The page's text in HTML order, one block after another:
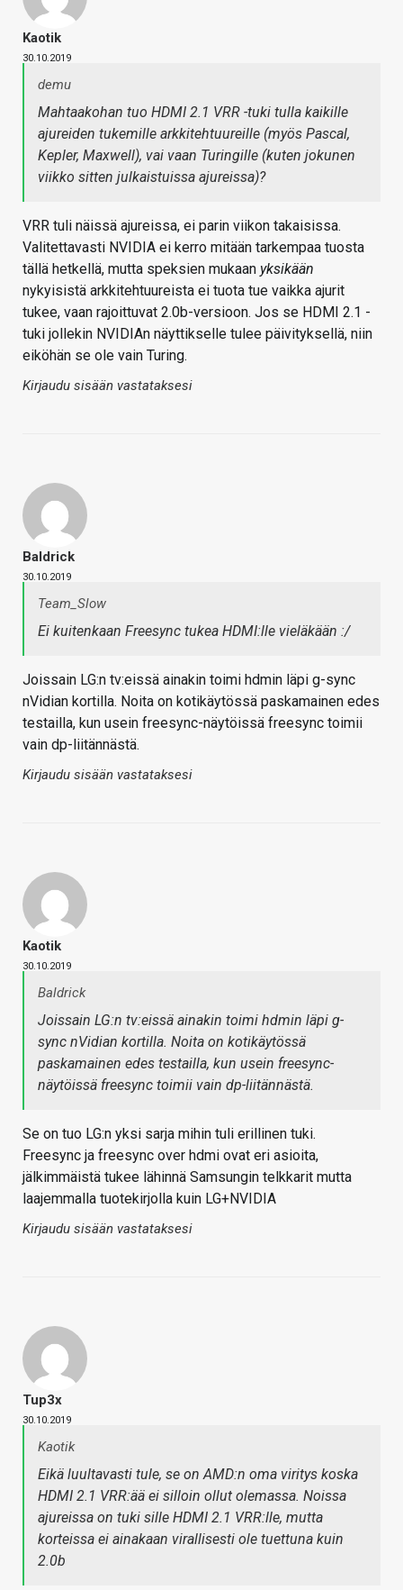
Kaotik
30.10.2019
demu
Mahtaakohan tuo HDMI 2.1 VRR -tuki tulla kaikille
ajureiden tukemille arkkitehtuureille (myös Pascal,
Kepler, Maxwell), vai vaan Turingille (kuten jokunen
viikko sitten julkaistuissa ajureissa)?
VRR tuli näissä ajureissa, ei parin viikon takaisissa.
Valitettavasti NVIDIA ei kerro mitään tarkempaa tuosta
tällä hetkellä, mutta speksien mukaan yksikään
nykyisistä arkkitehtuureista ei tuota tue vaikka ajurit
tukee, vaan rajoittuvat 2.0b-versioon. Jos se HDMI 2.1 -
tuki jollekin NVIDIAn näyttikselle tulee päivityksellä, niin
eiköhän se ole vain Turing.
Kirjaudu sisään vastataksesi
Baldrick
30.10.2019
Team_Slow
Ei kuitenkaan Freesync tukea HDMI:lle vieläkään :/
Joissain LG:n tv:eissä ainakin toimi hdmin läpi g-sync
nVidian kortilla. Noita on kotikäytössä paskamainen edes
testailla, kun usein freesync-näytöissä freesync toimii
vain dp-liitännästä.
Kirjaudu sisään vastataksesi
Kaotik
30.10.2019
Baldrick
Joissain LG:n tv:eissä ainakin toimi hdmin läpi g-
sync nVidian kortilla. Noita on kotikäytössä
paskamainen edes testailla, kun usein freesync-
näytöissä freesync toimii vain dp-liitännästä.
Se on tuo LG:n yksi sarja mihin tuli erillinen tuki.
Freesync ja freesync over hdmi ovat eri asioita,
jälkimmäistä tukee lähinnä Samsungin telkkarit mutta
laajemmalla tuotekirjolla kuin LG+NVIDIA
Kirjaudu sisään vastataksesi
Tup3x
30.10.2019
Kaotik
Eikä luultavasti tule, se on AMD:n oma viritys koska
HDMI 2.1 VRR:ää ei silloin ollut olemassa. Noissa
ajureissa on tuki sille HDMI 2.1 VRR:lle, mutta
korteissa ei ainakaan virallisesti ole tuettuna kuin
2.0b